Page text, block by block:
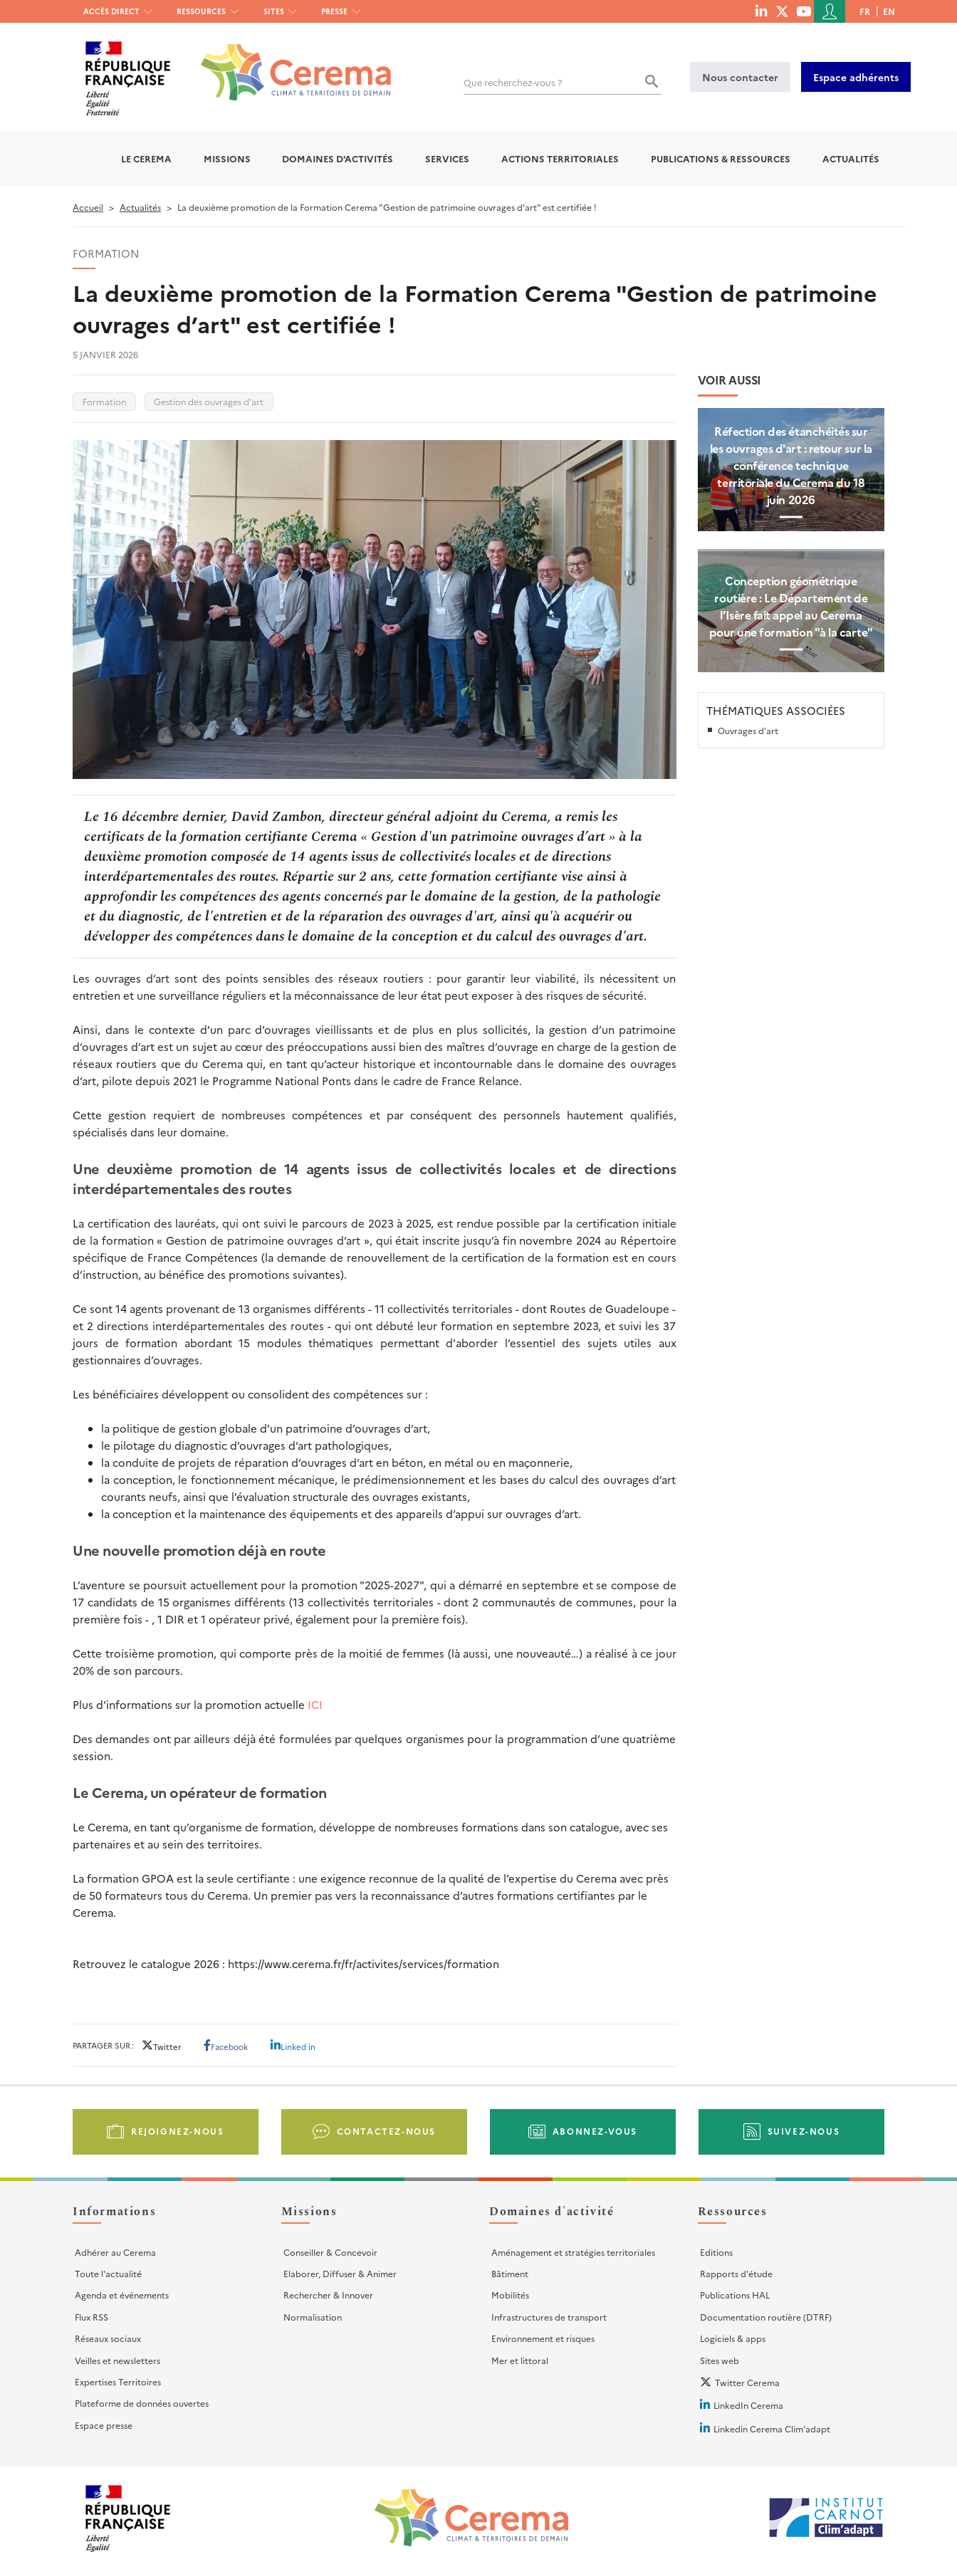
Menu
haut
gauche
ACCÈS DIRECT RESSOURCES SITES PRESSE
menu
Menu
du
de
l'utilisateur
FR EN
Que recherchez-vous ? Nous contacter Espace adhérents
LE CEREMA MISSIONS DOMAINES D'ACTIVITÉS SERVICES ACTIONS TERRITORIALES PUBLICATIONS & RESSOURCES ACTUALITÉS
Accueil Actualités La deuxième promotion de la Formation Cerema "Gestion de patrimoine ouvrages d’art" est certifiée !
FORMATION
La deuxième promotion de la Formation Cerema "Gestion de patrimoine
ouvrages d’art" est certifiée !
5 JANVIER 2026
Formation Gestion des ouvrages d'art
Le 16 décembre dernier, David Zambon, directeur général adjoint du Cerema, a remis les
certificats de la formation certifiante Cerema « Gestion d'un patrimoine ouvrages d’art » à la
deuxième promotion composée de 14 agents issus de collectivités locales et de directions
interdépartementales des routes. Répartie sur 2 ans, cette formation certifiante vise ainsi à
approfondir les compétences des agents concernés par le domaine de la gestion, de la pathologie
et du diagnostic, de l'entretien et de la réparation des ouvrages d'art, ainsi qu'à acquérir ou
développer des compétences dans le domaine de la conception et du calcul des ouvrages d'art.
Les ouvrages d’art sont des points sensibles des réseaux routiers : pour garantir leur viabilité, ils nécessitent un
entretien et une surveillance réguliers et la méconnaissance de leur état peut exposer à des risques de sécurité.
Ainsi, dans le contexte d’un parc d’ouvrages vieillissants et de plus en plus sollicités, la gestion d’un patrimoine
d’ouvrages d’art est un sujet au cœur des préoccupations aussi bien des maîtres d’ouvrage en charge de la gestion de
réseaux routiers que du Cerema qui, en tant qu’acteur historique et incontournable dans le domaine des ouvrages
d’art, pilote depuis 2021 le Programme National Ponts dans le cadre de France Relance.
Cette gestion requiert de nombreuses compétences et par conséquent des personnels hautement qualifiés,
spécialisés dans leur domaine.
Une deuxième promotion de 14 agents issus de collectivités locales et de directions
interdépartementales des routes
La certification des lauréats, qui ont suivi le parcours de 2023 à 2025, est rendue possible par la certification initiale
de la formation « Gestion de patrimoine ouvrages d’art », qui était inscrite jusqu’à fin novembre 2024 au Répertoire
spécifique de France Compétences (la demande de renouvellement de la certification de la formation est en cours
d’instruction, au bénéfice des promotions suivantes).
Ce sont 14 agents provenant de 13 organismes différents - 11 collectivités territoriales - dont Routes de Guadeloupe -
et 2 directions interdépartementales des routes - qui ont débuté leur formation en septembre 2023, et suivi les 37
jours de formation abordant 15 modules thématiques permettant d'aborder l’essentiel des sujets utiles aux
gestionnaires d’ouvrages.
Les bénéficiaires développent ou consolident des compétences sur :
la politique de gestion globale d’un patrimoine d’ouvrages d’art,
le pilotage du diagnostic d’ouvrages d’art pathologiques,
la conduite de projets de réparation d’ouvrages d’art en béton, en métal ou en maçonnerie,
la conception, le fonctionnement mécanique, le prédimensionnement et les bases du calcul des ouvrages d’art
courants neufs, ainsi que l’évaluation structurale des ouvrages existants,
la conception et la maintenance des équipements et des appareils d’appui sur ouvrages d’art.
Une nouvelle promotion déjà en route
L’aventure se poursuit actuellement pour la promotion "2025-2027", qui a démarré en septembre et se compose de
17 candidats de 15 organismes différents (13 collectivités territoriales - dont 2 communautés de communes, pour la
première fois - , 1 DIR et 1 opérateur privé, également pour la première fois).
Cette troisième promotion, qui comporte près de la moitié de femmes (là aussi, une nouveauté…) a réalisé à ce jour
20% de son parcours.
Plus d'informations sur la promotion actuelle ICI
Des demandes ont par ailleurs déjà été formulées par quelques organismes pour la programmation d’une quatrième
session.
Le Cerema, un opérateur de formation
Le Cerema, en tant qu’organisme de formation, développe de nombreuses formations dans son catalogue, avec ses
partenaires et au sein des territoires.
La formation GPOA est la seule certifiante : une exigence reconnue de la qualité de l’expertise du Cerema avec près
de 50 formateurs tous du Cerema. Un premier pas vers la reconnaissance d’autres formations certifiantes par le
Cerema.
Retrouvez le catalogue 2026 : https://www.cerema.fr/fr/activites/services/formation
PARTAGER SUR Twitter Facebook Linked in
VOIR AUSSI
Réfection des étanchéités sur
les ouvrages d'art : retour sur la
conférence technique
territoriale du Cerema du 18
juin 2026
Conception géométrique
routière : Le Département de
l’Isère fait appel au Cerema
pour une formation "à la carte"
THÉMATIQUES ASSOCIÉES
Ouvrages d’art
Pied
Liens
d'actions
REJOIGNEZ-NOUS CONTACTEZ-NOUS ABONNEZ-VOUS SUIVEZ-NOUS
Informations
Adhérer au Cerema
Toute l'actualité
Agenda et événements
Flux RSS
Réseaux sociaux
Veilles et newsletters
Expertises Territoires
Plateforme de données ouvertes
Espace presse
Missions
Conseiller & Concevoir
Elaborer, Diffuser & Animer
Rechercher & Innover
Normalisation
Domaines d'activité
Aménagement et stratégies territoriales
Bâtiment
Mobilités
Infrastructures de transport
Environnement et risques
Mer et littoral
Ressources
Editions
Rapports d'étude
Publications HAL
Documentation routière (DTRF)
Logiciels & apps
Sites web
Twitter Cerema
LinkedIn Cerema
Linkedin Cerema Clim'adapt